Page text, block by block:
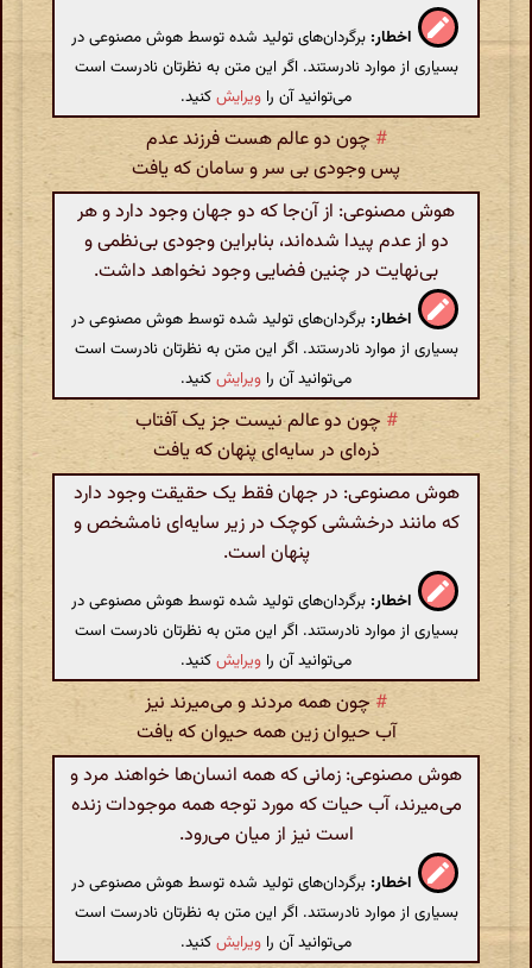
اخطار: برگردان‌های تولید شده توسط هوش مصنوعی در
بسیاری از موارد نادرستند. اگر این متن به نظرتان نادرست است
می‌توانید آن را ویرایشکنید.
#چون دو عالم هست فرزند عدم
پس وجودی بی سر و سامان که یافت
هوش مصنوعی: از آن‌جا که دو جهان وجود دارد و هر
دو از عدم پیدا شده‌اند، بنابراین وجودی بی‌نظمی و
بی‌نهایت در چنین فضایی وجود نخواهد داشت.
اخطار: برگردان‌های تولید شده توسط هوش مصنوعی در
بسیاری از موارد نادرستند. اگر این متن به نظرتان نادرست است
می‌توانید آن را ویرایشکنید.
# چون دو عالم نیست جز یک آفتاب
ذره‌ای در سایه‌ای پنهان که یافت
هوش مصنوعی: در جهان فقط یک حقیقت وجود دارد
که مانند درخششی کوچک در زیر سایه‌ای نامشخص و
پنهان است.
اخطار: برگردان‌های تولید شده توسط هوش مصنوعی در
بسیاری از موارد نادرستند. اگر این متن به نظرتان نادرست است
می‌توانید آن را ویرایشکنید.
#چون همه مردند و می‌میرند نیز
آب حیوان زین همه حیوان که یافت
هوش مصنوعی: زمانی که همه انسان‌ها خواهند مرد و
می‌میرند، آب حیات که مورد توجه همه موجودات زنده
است نیز از میان می‌رود.
اخطار: برگردان‌های تولید شده توسط هوش مصنوعی در
بسیاری از موارد نادرستند. اگر این متن به نظرتان نادرست است
می‌توانید آن را ویرایشکنید.